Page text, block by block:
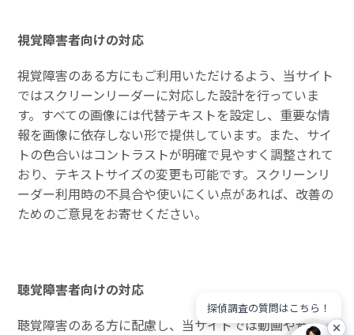
視覚障害者向けの対応
視覚障害のある方にもご利用いただけるよう、当サイト
ではスクリーンリーダーに対応した設計を行っていま
す。すべての画像には代替テキストを設定し、重要な情
報を画像に依存しない形で提供しています。また、サイ
トの色合いはコントラストが明確で見やすく調整されて
おり、テキストサイズの変更も可能です。スクリーンリ
ーダー利用時の不具合や使いにくい点があれば、改善の
ためのご意見をお寄せください。
聴覚障害者向けの対応
聴覚障害のある方に配慮し、当サイトでは動画や音声コ
探偵調査の質問はこちら！